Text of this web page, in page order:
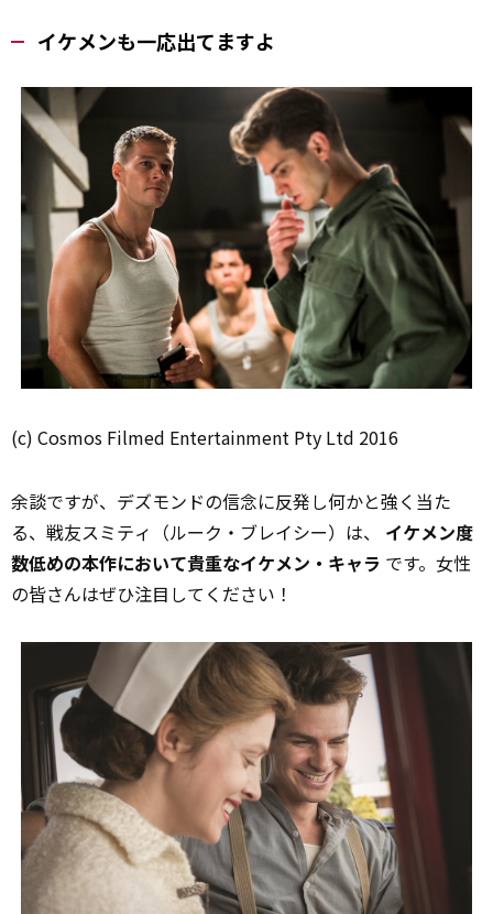
イケメンも一応出てますよ
(c) Cosmos Filmed Entertainment Pty Ltd 2016
余談ですが、デズモンドの信念に反発し何かと強く当た
る、戦友スミティ（ルーク・ブレイシー）は、 イケメン度
数低めの本作において貴重なイケメン・キャラ です。女性
の皆さんはぜひ注目してください！